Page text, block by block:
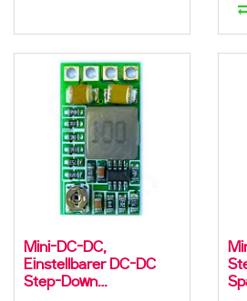
Mini-DC-DC,
Einstellbarer DC-DC
Step-Down